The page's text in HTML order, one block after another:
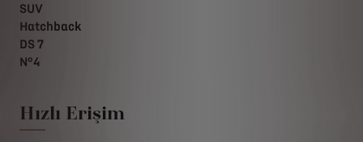
SUV
Hatchback
DS 7
N°4
Hızlı Erişim